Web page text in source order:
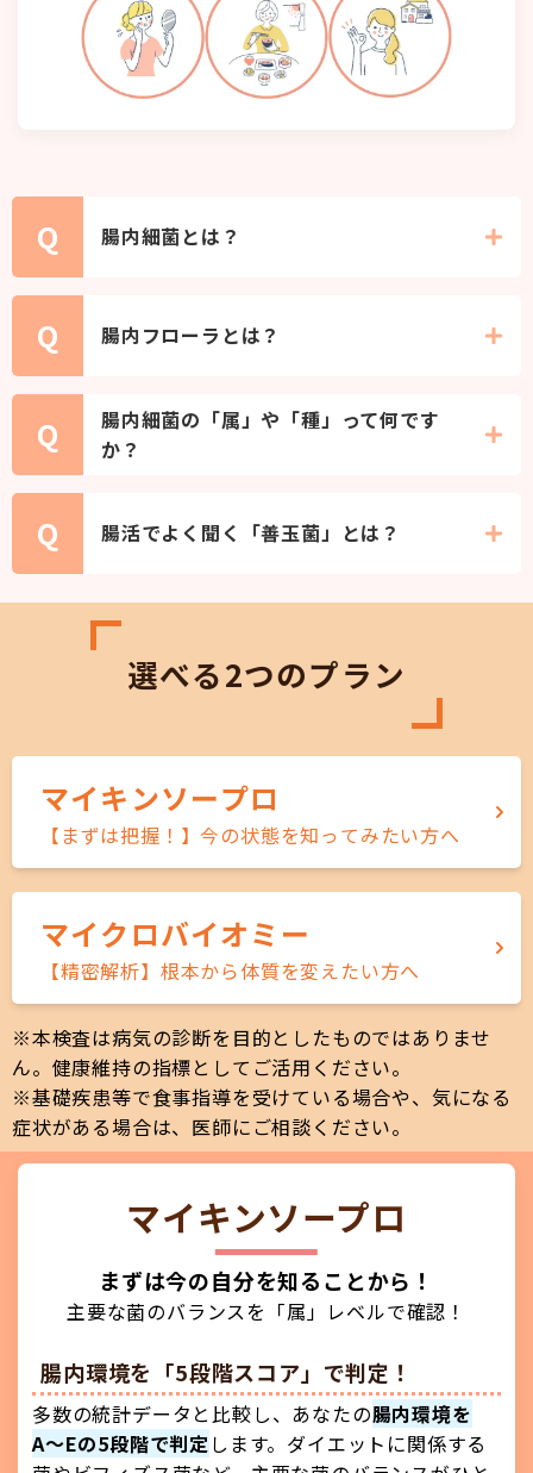
Q 腸内細菌とは？
A
な住人」のことです。
Q 腸内フローラとは？
A
腸内細菌たちが種類ごとに集まって作る「お
花畑」のような状態です。
顕微鏡で腸の中をのぞくと、細菌たちが種類
ラ）」に見えることからそう呼ばれます。
Q
腸内細菌の「属」や「種」って何です
か？
A
「属」は大まかなグループ（例：クマ属）、
マやヒグマ）のようなイメージです。
マイクロバイオミーは「種」まで特定するの
で、より詳細な対策が可能です。
Q 腸活でよく聞く「善玉菌」とは？
腸内環境を整え、全身の「キレイと元気」を
支える味方です。
太りにくい体質をつくり、肌荒れ予防や善玉
菌が活発だとバリア機能が高まり、風邪をひ
選べる2つのプラン
マイキンソープロ
【まずは把握！】今の状態を知ってみたい方へ
マイクロバイオミー
【精密解析】根本から体質を変えたい方へ
※本検査は病気の診断を目的としたものではありませ
ん。健康維持の指標としてご活用ください。
※基礎疾患等で食事指導を受けている場合や、気になる
症状がある場合は、医師にご相談ください。
マイキンソープロ
まずは今の自分を知ることから！
主要な菌のバランスを「属」レベルで確認！
腸内環境を「5段階スコア」で判定！
多数の統計データと比較し、あなたの腸内環境を
A〜Eの5段階で判定 します。ダイエットに関係する